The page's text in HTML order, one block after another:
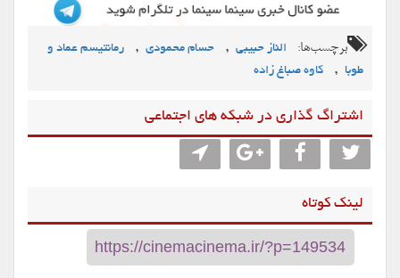
برچسب‌ها: الناز حبیبی , حسام محمودی ,
رمانتیسم عماد و
طوبا , کاوه صباغ زاده
اشتراگ گذاری در شبکه های اجتماعی
لینک کوتاه